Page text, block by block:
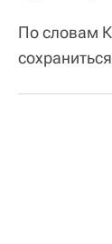
По словам